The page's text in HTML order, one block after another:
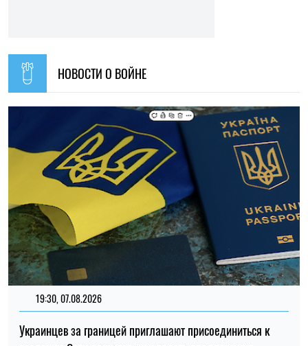
09:30, 31.07.2026 28646
В Украине с 1 августа обновят отдельные нормы
мобилизации: что изменится для граждан
Ирина Де Люсто